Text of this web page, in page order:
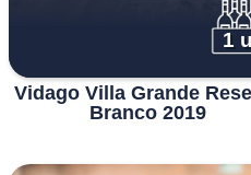
1
Vidago Villa Grande
Branco 2019